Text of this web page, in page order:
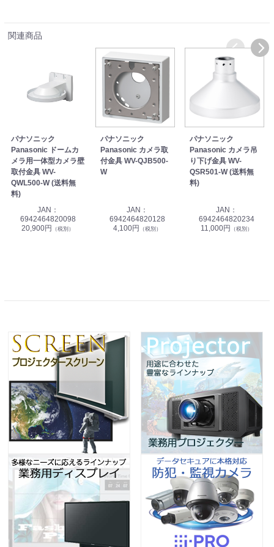
関連商品
パナソニック
Panasonic ドームカ
メラ用一体型カメラ壁
取付金具 WV-
QWL500-W (送料無
料)
JAN：
6942464820098
20,900円
（税別）
パナソニック
Panasonic カメラ取
付金具 WV-QJB500-
W
JAN：
6942464820128
4,100円
（税別）
パナソニック
Panasonic カメラ吊
り下げ金具 WV-
QSR501-W (送料無
料)
JAN：
6942464820234
11,000円
（税別）